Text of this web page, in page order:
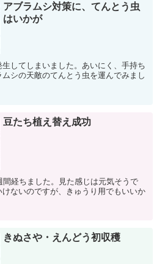
アブラムシ対策に、てんとう虫
はいかが
してしまいました。あいにく、手持ち
シの天敵のてんとう虫を運んでみまし
豆たち植え替え成功
経ちました。見た感じは元気そうで
ないのですが、きゅうり用でもいいか
きぬさや・えんどう初収穫